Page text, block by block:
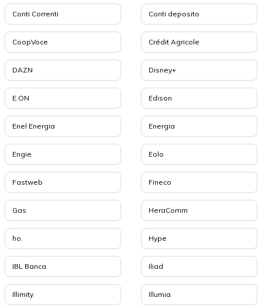
Conti Correnti Conti deposito
CoopVoce Crédit Agricole
DAZN Disney+
E.ON Edison
Enel Energia Energia
Engie Eolo
Fastweb Fineco
Gas HeraComm
ho. Hype
IBL Banca Iliad
Illimity Illumia